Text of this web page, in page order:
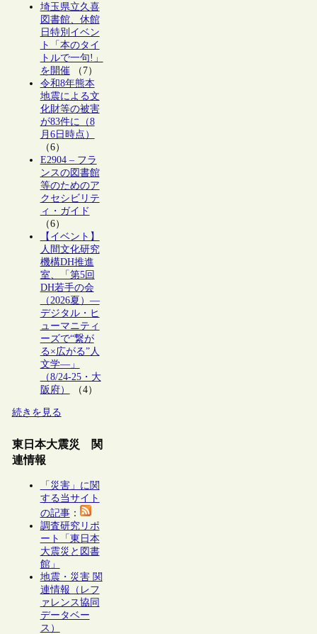
埼玉県立久喜
図書館、休館
日特別イベン
ト「本のタイ
トルで一句!」
を開催（7）
令和8年熊本
地震による文
化財等の被害
が83件に（8
月6日時点）
（6）
E2904 – フラ
ンスの図書館
等のためのア
クセシビリテ
ィ・ガイド
（6）
【イベント】
人間文化研究
機構DH推進
室、「第5回
DH若手の会
（2026夏）―
デジタル・ヒ
ューマニティ
ーズで“繋が
る×広がる”人
文学―」
（8/24-25・大
阪府）
（4）
続きを見る
東日本大震災 関
連情報
「災害」に関
する当サイト
の記事：
調査研究リポ
ート「東日本
大震災と図書
館」
地震・災害 関
連情報（レフ
ァレンス協同
データベー
ス）